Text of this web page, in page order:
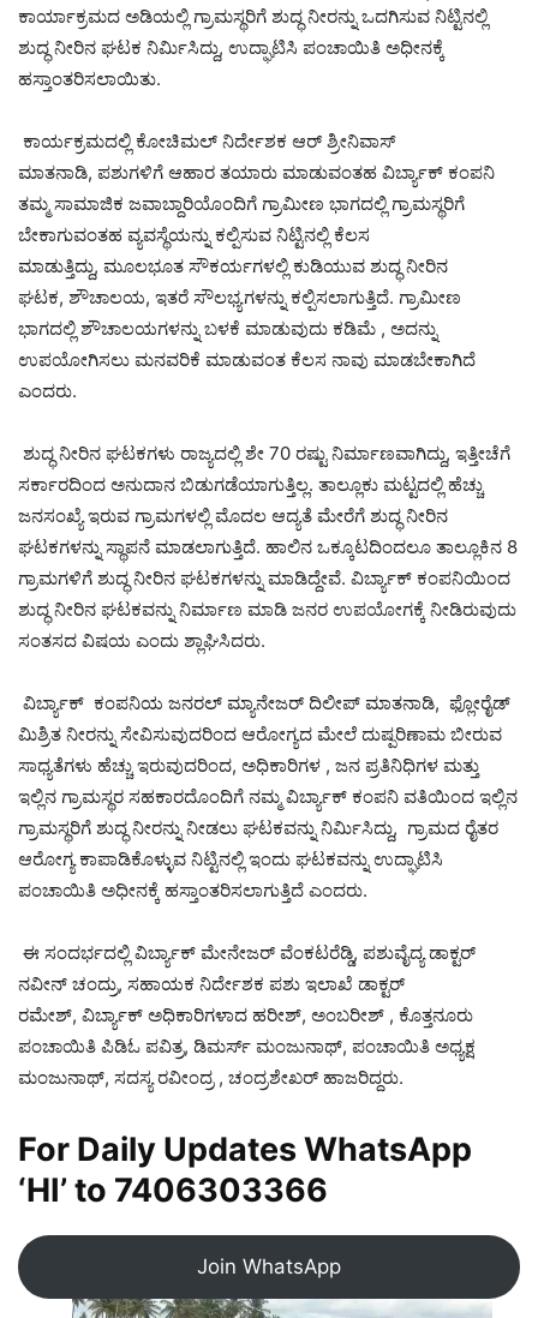
ಕಾರ್ಯಾಕ್ರಮದ ಅಡಿಯಲ್ಲಿ ಗ್ರಾಮಸ್ಥರಿಗೆ ಶುದ್ಧ ನೀರನ್ನು ಒದಗಿಸುವ ನಿಟ್ಟಿನಲ್ಲಿ
ಶುದ್ಧ ನೀರಿನ ಘಟಕ ನಿರ್ಮಿಸಿದ್ದು, ಉದ್ಘಾಟಿಸಿ ಪಂಚಾಯಿತಿ ಅಧೀನಕ್ಕೆ
ಹಸ್ತಾಂತರಿಸಲಾಯಿತು.
ಕಾರ್ಯಕ್ರಮದಲ್ಲಿ ಕೋಚಿಮಲ್ ನಿರ್ದೇಶಕ ಆರ್ ಶ್ರೀನಿವಾಸ್
ಮಾತನಾಡಿ, ಪಶುಗಳಿಗೆ ಆಹಾರ ತಯಾರು ಮಾಡುವಂತಹ ವಿರ್ಬ್ಯಾಕ್ ಕಂಪನಿ
ತಮ್ಮ ಸಾಮಾಜಿಕ ಜವಾಬ್ದಾರಿಯೊಂದಿಗೆ ಗ್ರಾಮೀಣ ಭಾಗದಲ್ಲಿ ಗ್ರಾಮಸ್ಥರಿಗೆ
ಬೇಕಾಗುವಂತಹ ವ್ಯವಸ್ಥೆಯನ್ನು ಕಲ್ಪಿಸುವ ನಿಟ್ಟಿನಲ್ಲಿ ಕೆಲಸ
ಮಾಡುತ್ತಿದ್ದು, ಮೂಲಭೂತ ಸೌಕರ್ಯಗಳಲ್ಲಿ ಕುಡಿಯುವ ಶುದ್ಧ ನೀರಿನ
ಘಟಕ, ಶೌಚಾಲಯ, ಇತರೆ ಸೌಲಭ್ಯಗಳನ್ನು ಕಲ್ಪಿಸಲಾಗುತ್ತಿದೆ. ಗ್ರಾಮೀಣ
ಭಾಗದಲ್ಲಿ ಶೌಚಾಲಯಗಳನ್ನು ಬಳಕೆ ಮಾಡುವುದು ಕಡಿಮೆ , ಅದನ್ನು
ಉಪಯೋಗಿಸಲು ಮನವರಿಕೆ ಮಾಡುವಂತ ಕೆಲಸ ನಾವು ಮಾಡಬೇಕಾಗಿದೆ
ಎಂದರು.
ಶುದ್ಧ ನೀರಿನ ಘಟಕಗಳು ರಾಜ್ಯದಲ್ಲಿ ಶೇ 70 ರಷ್ಟು ನಿರ್ಮಾಣವಾಗಿದ್ದು, ಇತ್ತೀಚೆಗೆ
ಸರ್ಕಾರದಿಂದ ಅನುದಾನ ಬಿಡುಗಡೆಯಾಗುತ್ತಿಲ್ಲ. ತಾಲ್ಲೂಕು ಮಟ್ಟದಲ್ಲಿ ಹೆಚ್ಚು
ಜನಸಂಖ್ಯೆ ಇರುವ ಗ್ರಾಮಗಳಲ್ಲಿ ಮೊದಲ ಆದ್ಯತೆ ಮೇರೆಗೆ ಶುದ್ಧ ನೀರಿನ
ಘಟಕಗಳನ್ನು ಸ್ಥಾಪನೆ ಮಾಡಲಾಗುತ್ತಿದೆ. ಹಾಲಿನ ಒಕ್ಕೂಟದಿಂದಲೂ ತಾಲ್ಲೂಕಿನ 8
ಗ್ರಾಮಗಳಿಗೆ ಶುದ್ಧ ನೀರಿನ ಘಟಕಗಳನ್ನು ಮಾಡಿದ್ದೇವೆ. ವಿರ್ಬ್ಯಾಕ್ ಕಂಪನಿಯಿಂದ
ಶುದ್ಧ ನೀರಿನ ಘಟಕವನ್ನು ನಿರ್ಮಾಣ ಮಾಡಿ ಜನರ ಉಪಯೋಗಕ್ಕೆ ನೀಡಿರುವುದು
ಸಂತಸದ ವಿಷಯ ಎಂದು ಶ್ಲಾಘಿಸಿದರು.
ವಿರ್ಬ್ಯಾಕ್ ಕಂಪನಿಯ ಜನರಲ್ ಮ್ಯಾನೇಜರ್ ದಿಲೀಪ್ ಮಾತನಾಡಿ, ಫ್ಲೋರೈಡ್
ಮಿಶ್ರಿತ ನೀರನ್ನು ಸೇವಿಸುವುದರಿಂದ ಆರೋಗ್ಯದ ಮೇಲೆ ದುಷ್ಪರಿಣಾಮ ಬೀರುವ
ಸಾಧ್ಯತೆಗಳು ಹೆಚ್ಚು ಇರುವುದರಿಂದ, ಅಧಿಕಾರಿಗಳ , ಜನ ಪ್ರತಿನಿಧಿಗಳ ಮತ್ತು
ಇಲ್ಲಿನ ಗ್ರಾಮಸ್ಥರ ಸಹಕಾರದೊಂದಿಗೆ ನಮ್ಮ ವಿರ್ಬ್ಯಾಕ್ ಕಂಪನಿ ವತಿಯಿಂದ ಇಲ್ಲಿನ
ಗ್ರಾಮಸ್ಥರಿಗೆ ಶುದ್ಧ ನೀರನ್ನು ನೀಡಲು ಘಟಕವನ್ನು ನಿರ್ಮಿಸಿದ್ದು, ಗ್ರಾಮದ ರೈತರ
ಆರೋಗ್ಯ ಕಾಪಾಡಿಕೊಳ್ಳುವ ನಿಟ್ಟಿನಲ್ಲಿ ಇಂದು ಘಟಕವನ್ನು ಉದ್ಘಾಟಿಸಿ
ಪಂಚಾಯಿತಿ ಅಧೀನಕ್ಕೆ ಹಸ್ತಾಂತರಿಸಲಾಗುತ್ತಿದೆ ಎಂದರು.
ಈ ಸಂದರ್ಭದಲ್ಲಿ ವಿರ್ಬ್ಯಾಕ್ ಮೇನೇಜರ್ ವೆಂಕಟರೆಡ್ಡಿ, ಪಶುವೈದ್ಯ ಡಾಕ್ಟರ್
ನವೀನ್ ಚಂದ್ರು, ಸಹಾಯಕ ನಿರ್ದೇಶಕ ಪಶು ಇಲಾಖೆ ಡಾಕ್ಟರ್
ರಮೇಶ್, ವಿರ್ಬ್ಯಾಕ್ ಅಧಿಕಾರಿಗಳಾದ ಹರೀಶ್, ಅಂಬರೀಶ್ , ಕೊತ್ತನೂರು
ಪಂಚಾಯಿತಿ ಪಿಡಿಓ ಪವಿತ್ರ, ಡಿಮರ್ಸ್ ಮಂಜುನಾಥ್, ಪಂಚಾಯಿತಿ ಅಧ್ಯಕ್ಷ
ಮಂಜುನಾಥ್, ಸದಸ್ಯ ರವೀಂದ್ರ , ಚಂದ್ರಶೇಖರ್ ಹಾಜರಿದ್ದರು.
For Daily Updates WhatsApp
‘HI’ to 7406303366
Join WhatsApp